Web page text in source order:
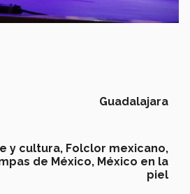
Guadalajara
y cultura, Folclor mexicano,
de México, México en la
piel